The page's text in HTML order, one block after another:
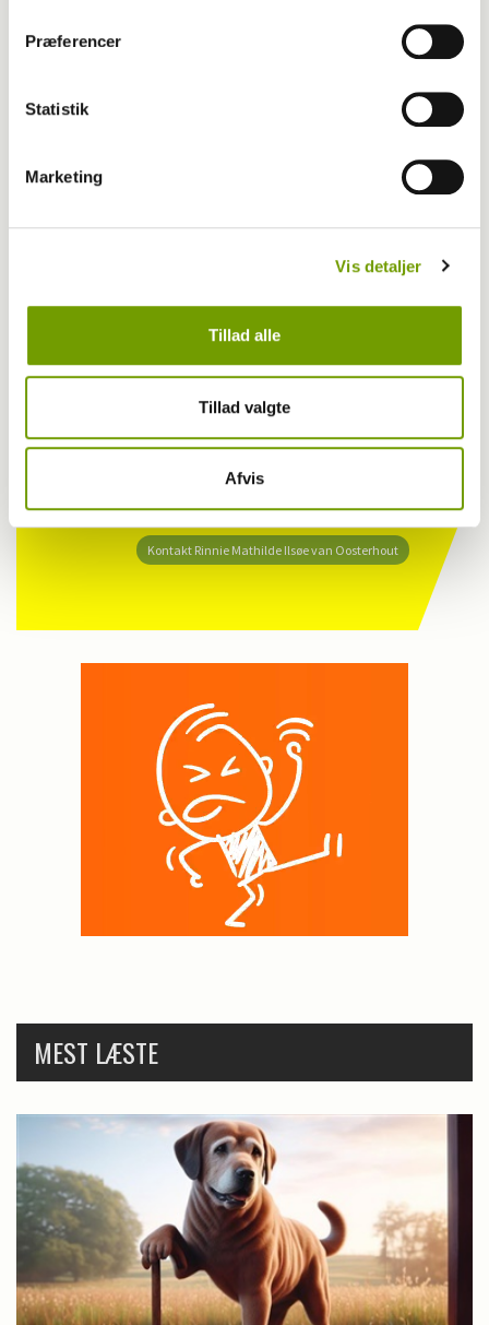
Præferencer
Statistik
Marketing
Vis detaljer
Tillad alle
Tillad valgte
Afvis
Vil du være sommerven med Dyrenes
Beskyttelse
Har du en nyhed eller god historie?
Kontakt Rinnie Mathilde Ilsøe van Oosterhout
MEST LÆSTE